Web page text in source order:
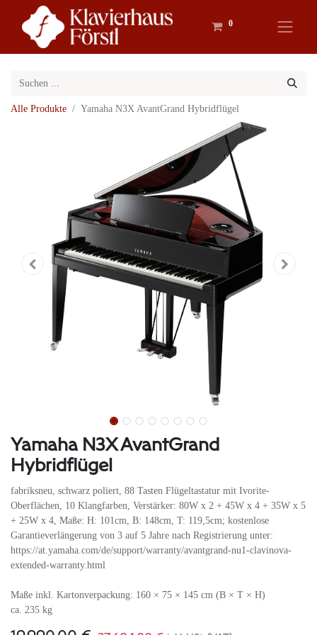
0
Alle Produkte Yamaha N3X AvantGrand Hybridflügel
Yamaha N3X AvantGrand
Hybridflügel
fabriksneu, schwarz poliert, 88 Tasten Flügeltastatur mit Ivorite-
Oberflächen, 10 Klangfarben, Verstärker: 80W x 2 + 45W x 4 + 35W x 5
+ 25W x 4, Maße: H: 101cm, B: 148cm, T: 119,5cm; kostenlose
Garantieverlängerung von 3 auf 5 Jahre nach Registrierung unter:
https://at.yamaha.com/de/support/warranty/avantgrand-nu1-clavinova-
extended-warranty.html
Maße inkl. Kartonverpackung: 160 × 75 × 145 cm (B × T × H)
ca. 235 kg